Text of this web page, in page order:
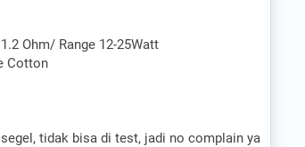
Ohm/ Range 12-25Watt
Cotton
segel, tidak bisa di test, jadi no complain ya